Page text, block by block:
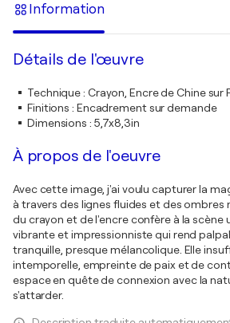
Information
Détails de l'œuvre
Technique: Crayon, Encre de Chine sur
Finitions : Encadrement sur demande
Dimensions : 5,7x8,3in
À propos de l'oeuvre
Avec cette image, j'ai voulu capturer la
à travers des lignes fluides et des ombres
du crayon et de l'encre confère à la scène
vibrante et impressionniste qui rend
tranquille, presque mélancolique. Elle
intemporelle, empreinte de paix et de
espace en quête de connexion avec la
s'attarder.